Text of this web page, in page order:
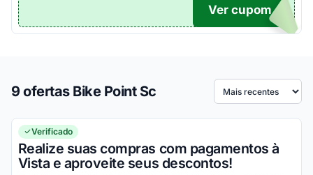
TICO
Ver cupom
9 ofertas Bike Point Sc Ordenar por
Verificado
Realize suas compras com pagamentos à
Vista e aproveite seus descontos!